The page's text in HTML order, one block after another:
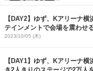
【DAY2】ゆず、Kアリーナ
テインメントで会場を震わせ
2023/10/05 (木)
【DAY1】ゆず、Kアリーナ